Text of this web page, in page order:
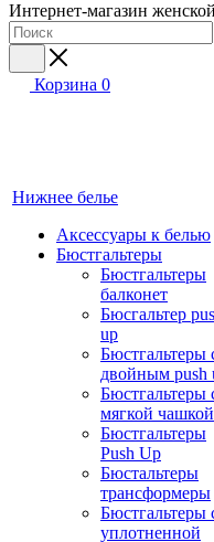
Интернет-магазин
Корзина 0
Нижнее белье
Аксессуары к белью
Бюстгальтеры
Бюстгальтеры
балконет
Бюсгальтер
up
Бюстгальтеры
двойным push
Бюстгальтеры
мягкой чашкой
Бюстгальтеры
Push Up
Бюстальтеры
трансформеры
Бюстгальтеры
уплотненной